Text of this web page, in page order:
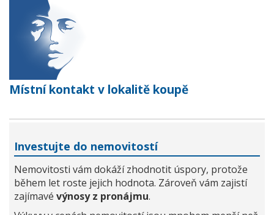
Místní kontakt v lokalitě koupě
Investujte do nemovitostí
Nemovitosti vám dokáží zhodnotit úspory, protože
během let roste jejich hodnota. Zároveň vám zajistí
zajímavé výnosy z pronájmu.